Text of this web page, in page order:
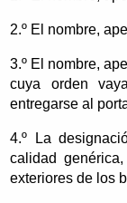
2.º El nombre,
3.º El nombre,
cuya orden
entregarse al
4.º La
calidad
exteriores de los